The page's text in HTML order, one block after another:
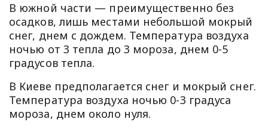
В южной части — преимущественно без
осадков, лишь местами небольшой мокрый
снег, днем с дождем. Температура воздуха
ночью от 3 тепла до 3 мороза, днем 0-5
градусов тепла.
В Киеве предполагается снег и мокрый снег.
Температура воздуха ночью 0-3 градуса
мороза, днем около нуля.